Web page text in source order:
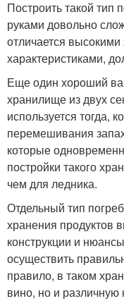
Построить такой тип
руками довольно
отличается
характеристиками,
Еще один хороший
хранилище из двух
используется тогда,
перемешивания
которые
постройки такого
чем для ледника.
Отдельный тип
хранения продуктов
конструкции и
осуществить
правило, в таком
вино, но и различную